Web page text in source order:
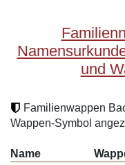
und
Familienwappen
Wappen-Symbol
Name